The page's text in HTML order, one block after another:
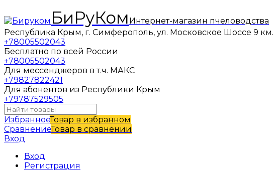
БиРуКом Интернет-магазин пчеловодства
Республика Крым, г. Симферополь, ул. Московское Шоссе 9 км.
+78005502043
Бесплатно по всей России
+78005502043
Для мессенджеров в т.ч. МАКС
+79827822421
Для абонентов из Республики Крым
+79787529505
ИзбранноеТовар в избранном
СравнениеТовар в сравнении
Вход
Вход
Регистрация